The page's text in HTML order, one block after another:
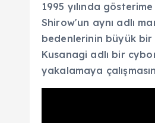
1995 yılında
Shirow'un aynı adlı
bedenlerinin büyük
Kusanagi adlı bir
yakalamaya